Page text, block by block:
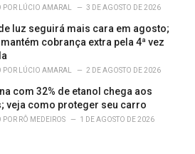
POR LÚCIO AMARAL 3 DE AGOSTO DE 2026
luz seguirá mais cara em agosto;
mantém cobrança extra pela 4ª vez
POR LÚCIO AMARAL 2 DE AGOSTO DE 2026
com 32% de etanol chega aos
veja como proteger seu carro
POR RÔ MEDEIROS 1 DE AGOSTO DE 2026